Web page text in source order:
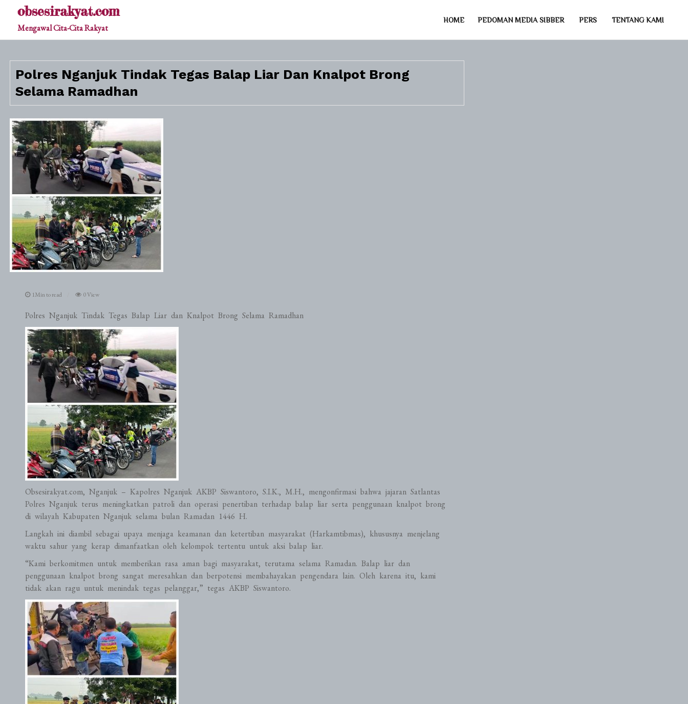
obsesirakyat.com
Mengawal Cita-Cita Rakyat
HOME PEDOMAN MEDIA SIBBER PERS TENTANG KAMI
Polres Nganjuk Tindak Tegas Balap Liar Dan Knalpot Brong
Selama Ramadhan
1Min to read 0 View
Polres Nganjuk Tindak Tegas Balap Liar dan Knalpot Brong Selama Ramadhan
Obsesirakyat.com, Nganjuk – Kapolres Nganjuk AKBP Siswantoro, S.I.K., M.H., mengonfirmasi bahwa jajaran Satlantas
Polres Nganjuk terus meningkatkan patroli dan operasi penertiban terhadap balap liar serta penggunaan knalpot brong
di wilayah Kabupaten Nganjuk selama bulan Ramadan 1446 H.
Langkah ini diambil sebagai upaya menjaga keamanan dan ketertiban masyarakat (Harkamtibmas), khususnya menjelang
waktu sahur yang kerap dimanfaatkan oleh kelompok tertentu untuk aksi balap liar.
“Kami berkomitmen untuk memberikan rasa aman bagi masyarakat, terutama selama Ramadan. Balap liar dan
penggunaan knalpot brong sangat meresahkan dan berpotensi membahayakan pengendara lain. Oleh karena itu, kami
tidak akan ragu untuk menindak tegas pelanggar,” tegas AKBP Siswantoro.